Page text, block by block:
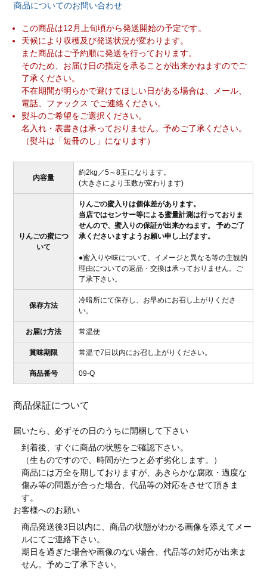
商品についてのお問い合わせ
この商品は12月上旬頃から発送開始の予定です。
天候により収穫及び発送状況が変わります。
また商品はご予約順に発送を行っております。
そのため、お届け日の指定を承ることが出来かねますのでご
了承ください。
不在期間が明らかで避けてほしい日がある場合は、メール、
電話、ファックス でご連絡ください。
熨斗のご希望をご選択ください。
名入れ・表書きは承っておりません。予めご了承ください。
（熨斗は「短冊のし」になります）
内容量
約2kg／5～8玉になります。
(大きさにより玉数が変わります)
りんごの蜜につ
いて
りんごの蜜入りは個体差があります。
当店ではセンサー等による蜜量計測は行っておりま
せんので、蜜入りの保証が出来かねます。 予めご了
承くださいますようお願い申し上げます。
●蜜入りや味について、イメージと異なる等の主観的
理由についての返品・交換は承っておりません。ご
了承下さい。
保存方法
冷暗所にて保存し、お早めにお召し上がりくださ
い。
お届け方法 常温便
賞味期限 常温で7日以内にお召し上がりください。
商品番号 09-Q
商品保証について
届いたら、必ずその日のうちに開梱して下さい
到着後、すぐに商品の状態をご確認下さい。
（生ものですので、時間がたつと必ず劣化します。）
商品には万全を期しておりますが、あきらかな腐敗・過度な
傷み等の問題が合った場合、代品等の対応をさせて頂きま
す。
お客様へのお願い
商品発送後3日以内に、商品の状態がわかる画像を添えてメー
ルにてご連絡下さい。
期日を過ぎた場合や画像のない場合、代品等の対応が出来ま
せん。予めご了承下さい。